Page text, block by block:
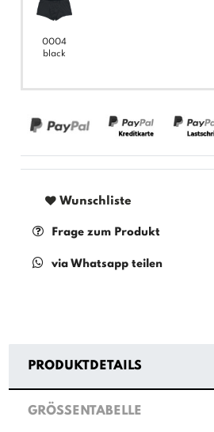
0004
black
Wunschliste
Frage zum Produkt
via Whatsapp teilen
PRODUKTDETAILS
GRÖSSENTABELLE